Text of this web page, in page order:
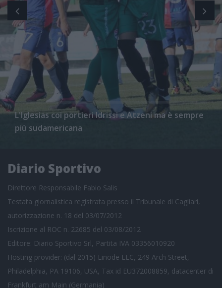
L'Iglesias coi portieri Idrissi e Atzeni ma è sempre
più sudamericana
Diario Sportivo
Direttore Responsabile Fabio Salis
Testata giornalistica registrata presso il Tribunale di Cagliari,
autorizzazione n. 18 del 03/07/2012
Iscrizione al ROC n. 22685 del 03/08/2012
Editore: Diario Sportivo Srl, Partita IVA 03356010920
Hosting provider: (dal 2015) Linode LLC, 249 Arch Street,
Philadelphia, PA 19106, USA, Tax id EU372008859, datacenter di
Frankfurt am Main (Germania)